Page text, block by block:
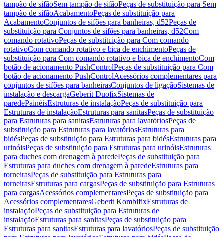
tampão de sifãoSem tampão de sifãoPeças de substituição para Sem
tampão de sifãoAcabamentoPeças de substituição para
AcabamentoConjuntos de sifões para banheiras, d52Peças de
substituição para Conjuntos de sifões para banheiras, d52Com
comando rotativoPeças de substituição para Com comando
rotativoCom comando rotativo e bica de enchimentoPeças de
substituição para Com comando rotativo e bica de enchimentoCom
botão de acionamento PushControlPeças de substituição para Com
botão de acionamento PushControlAcessórios complementares para
conjuntos de sifões para banheirasConjuntos de ligaçãoSistemas de
instalação e descargaGeberit DuofixSistemas de
paredePainéisEstruturas de instalaçãoPeças de substituição para
Estruturas de instalaçãoEstruturas para sanitasPeças de substituição
para Estruturas para sanitasEstruturas para lavatóriosPeças de
substituição para Estruturas para lavatóriosEstruturas para
bidésPeças de substituição para Estruturas para bidésEstruturas para
urinóisPeças de substituição para Estruturas para urinóisEstruturas
para duches com drenagem à paredePeças de substituição para
Estruturas para duches com drenagem à paredeEstruturas para
torneirasPeças de substituição para Estruturas para
torneirasEstruturas para cargasPeças de substituição para Estruturas
para cargasAcessórios complementaresPeças de substituição para
Acessórios complementaresGeberit KombifixEstruturas de
instalaçãoPeças de substituição para Estruturas de
instalaçãoEstruturas para sanitasPeças de substituição para
Estruturas para sanitasEstruturas para lavatóriosPeças de substituição